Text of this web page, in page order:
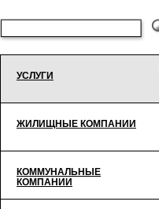
УСЛУГИ
ЖИЛИЩНЫЕ КОМПАНИИ
КОММУНАЛЬНЫЕ
КОМПАНИИ